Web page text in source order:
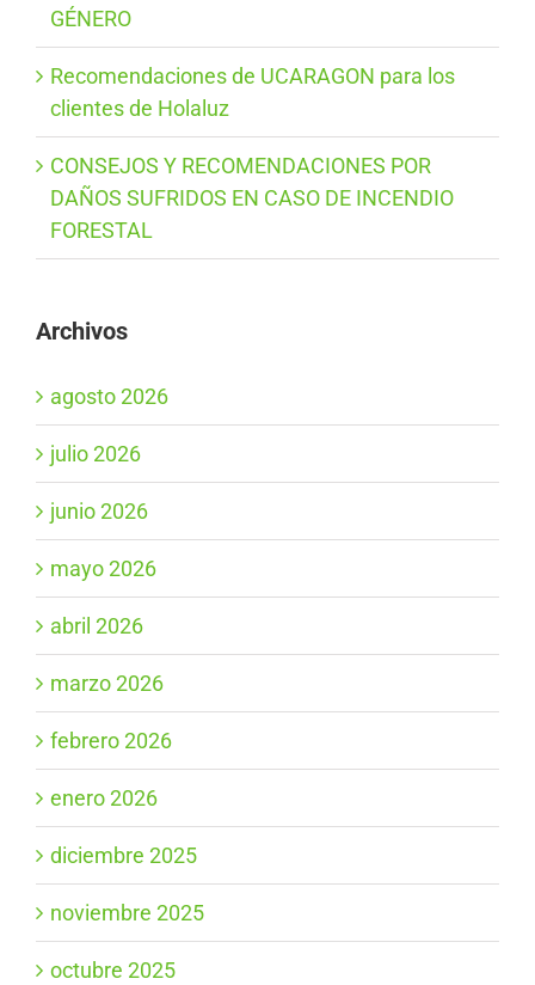
GÉNERO
Recomendaciones de UCARAGON para los
clientes de Holaluz
CONSEJOS Y RECOMENDACIONES POR
DAÑOS SUFRIDOS EN CASO DE INCENDIO
FORESTAL
Archivos
agosto 2026
julio 2026
junio 2026
mayo 2026
abril 2026
marzo 2026
febrero 2026
enero 2026
diciembre 2025
noviembre 2025
octubre 2025